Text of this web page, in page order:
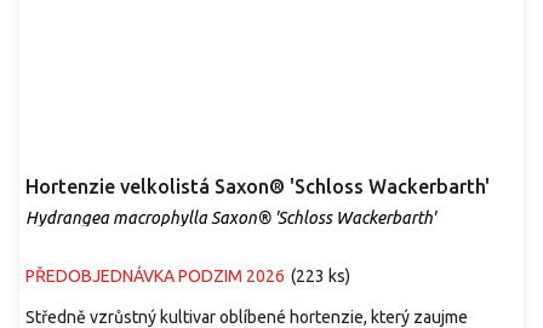
Hortenzie velkolistá Saxon® 'Schloss Wackerbarth'
Hydrangea macrophylla Saxon® 'Schloss Wackerbarth'
PŘEDOBJEDNÁVKA PODZIM 2026 (223 ks)
Středně vzrůstný kultivar oblíbené hortenzie, který zaujme